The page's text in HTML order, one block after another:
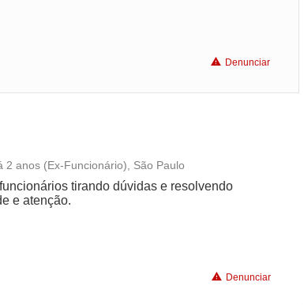
Denunciar
Conciliação com a vida familiar
2 anos (Ex-Funcionário), São Paulo
tirando dúvidas e resolvendo
e atenção.
Denunciar